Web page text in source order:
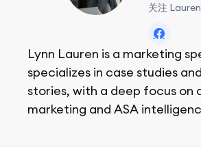
关注
Lynn Lauren is a marketing
specializes in case studies
stories, with a deep focus on
marketing and ASA